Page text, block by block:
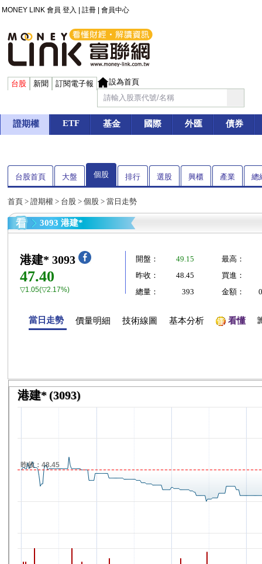
MONEY LINK 會員 登入 註冊 會員中心
台股 新聞 訂閱電子報 設為首頁
證期權 ETF 基金 國際 外匯 債券
台股首頁 大盤 個股 排行 選股 興櫃 產業 總
首頁 > 證期權 > 台股 > 個股 > 當日走勢
3093 港建*
港建* 3093
47.40
▽1.05(▽2.17%)
開盤： 49.15
最高：
昨收：
48.45
買進：
總量：
393 金額：
當日走勢 價量明細 技術線圖 基本分析 看懂